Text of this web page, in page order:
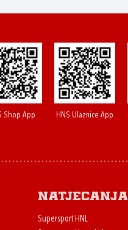
Shop App HNS Ulaznice App
Natjecanja
Supersport HNL